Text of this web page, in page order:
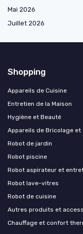
Mai 2026
Juillet 2026
Shopping
Appareils de Cuisine
Entretien de la Maison
Hygiène et Beauté
Appareils de Bricolage
Robot de jardin
Robot piscine
Robot aspirateur et
Robot lave-vitres
Robot de cuisine
Autres produits et
Chauffage et confort